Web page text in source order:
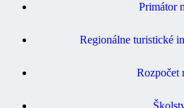
Primátor
Regionálne turistické
Rozpočet